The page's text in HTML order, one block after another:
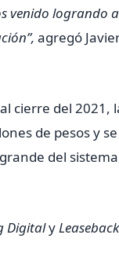
venido logrando
agregó
cierre del
de pesos y
del
DigitalyLeaseback